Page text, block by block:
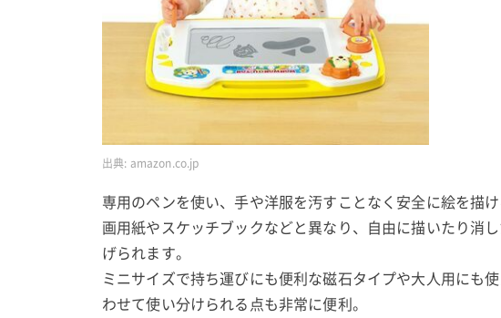
出典: amazon.co.jp
専用のペンを使い、手や洋服を汚すことなく安全に絵を描
画用紙やスケッチブックなどと異なり、自由に描いたり消
げられます。
ミニサイズで持ち運びにも便利な磁石タイプや大人用にも
わせて使い分けられる点も非常に便利。